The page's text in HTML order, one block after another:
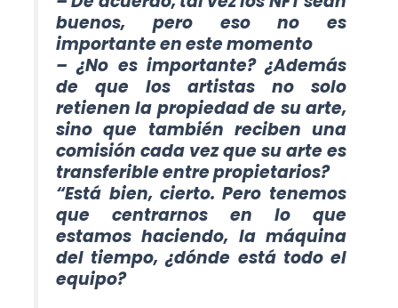
buenos, pero eso no es
importante en este momento
– ¿No es importante? ¿Además
de que los artistas no solo
retienen la propiedad de su arte,
sino que también reciben una
comisión cada vez que su arte es
transferible entre propietarios?
“Está bien, cierto. Pero tenemos
que centrarnos en lo que
estamos haciendo, la máquina
del tiempo, ¿dónde está todo el
equipo?